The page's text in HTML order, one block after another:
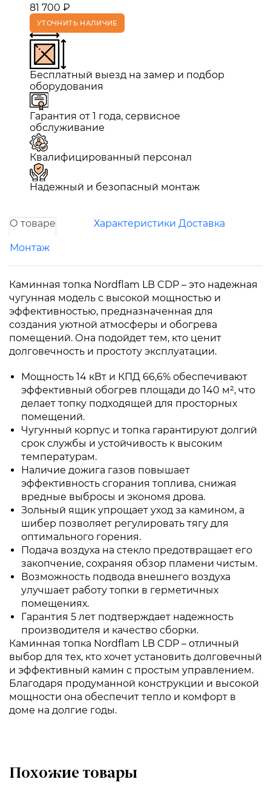
81 700 ₽
УТОЧНИТЬ НАЛИЧИЕ
Бесплатный выезд на замер и подбор
оборудования
Гарантия от 1 года, сервисное
обслуживание
Квалифицированный персонал
Надежный и безопасный монтаж
О товаре Характеристики Доставка
Монтаж
Каминная топка Nordflam LB CDP – это надежная
чугунная модель с высокой мощностью и
эффективностью, предназначенная для
создания уютной атмосферы и обогрева
помещений. Она подойдет тем, кто ценит
долговечность и простоту эксплуатации.
Мощность 14 кВт и КПД 66,6% обеспечивают
эффективный обогрев площади до 140 м², что
делает топку подходящей для просторных
помещений.
Чугунный корпус и топка гарантируют долгий
срок службы и устойчивость к высоким
температурам.
Наличие дожига газов повышает
эффективность сгорания топлива, снижая
вредные выбросы и экономя дрова.
Зольный ящик упрощает уход за камином, а
шибер позволяет регулировать тягу для
оптимального горения.
Подача воздуха на стекло предотвращает его
закопчение, сохраняя обзор пламени чистым.
Возможность подвода внешнего воздуха
улучшает работу топки в герметичных
помещениях.
Гарантия 5 лет подтверждает надежность
производителя и качество сборки.
Каминная топка Nordflam LB CDP – отличный
выбор для тех, кто хочет установить долговечный
и эффективный камин с простым управлением.
Благодаря продуманной конструкции и высокой
мощности она обеспечит тепло и комфорт в
доме на долгие годы.
Похожие товары